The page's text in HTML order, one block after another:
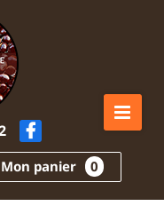
Mon panier 0